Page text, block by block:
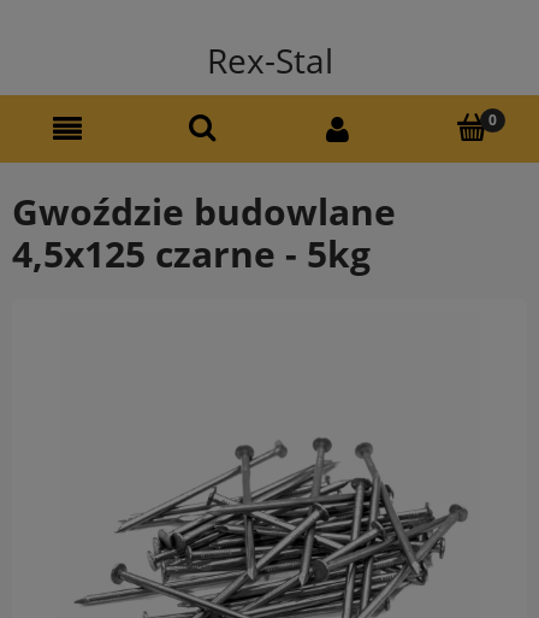
Rex-Stal
Gwoździe budowlane
4,5x125 czarne - 5kg